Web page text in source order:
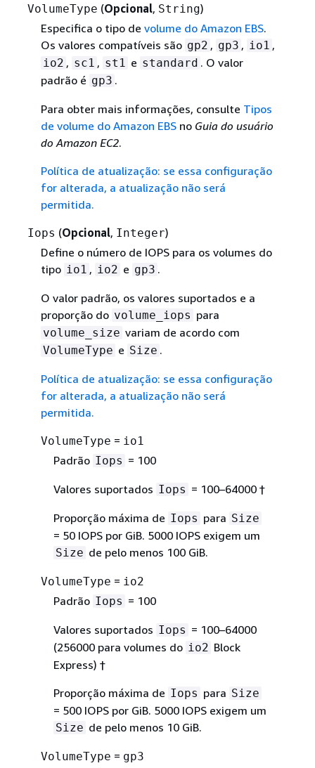
VolumeType (Opcional, String)
Especifica o tipo de volume do Amazon EBS.
Os valores compatíveis são gp2 , gp3 , io1 ,
io2 , sc1 , st1 e standard . O valor
padrão é gp3 .
Para obter mais informações, consulte Tipos
de volume do Amazon EBSno Guia do usuário
do Amazon EC2.
Política de atualização: se essa configuração
for alterada, a atualização não será
permitida.
Iops (Opcional, Integer)
Define o número de IOPS para os volumes do
tipo io1 , io2 e gp3 .
O valor padrão, os valores suportados e a
proporção do volume_iops para
volume_size variam de acordo com
VolumeType e Size .
Política de atualização: se essa configuração
for alterada, a atualização não será
permitida.
VolumeType = io1
Padrão Iops = 100
Valores suportados Iops = 100–64000 †
Proporção máxima de Iops para Size
= 50 IOPS por GiB. 5000 IOPS exigem um
Size de pelo menos 100 GiB.
VolumeType = io2
Padrão Iops = 100
Valores suportados Iops = 100–64000
(256000 para volumes do io2 Block
Express) †
Proporção máxima de Iops para Size
= 500 IOPS por GiB. 5000 IOPS exigem um
Size de pelo menos 10 GiB.
VolumeType = gp3